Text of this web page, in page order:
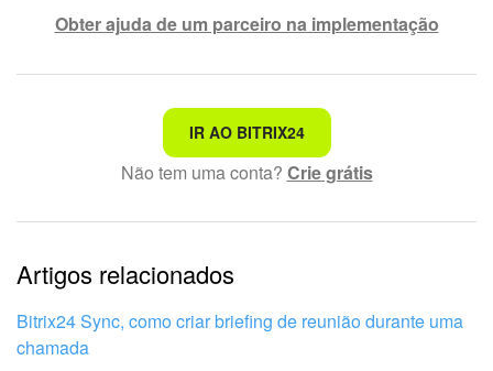
Obter ajuda de um parceiro na implementação
Não é o que estou procurando
Texto complexo e incompreensível
Informações estão desatualizadas
Explicação muito breve, preciso de mais informações
Não gosto de como esta ferramenta funciona
IR AO BITRIX24
Não tem uma conta? Crie grátis
Artigos relacionados
Bitrix24 Sync, como criar briefing de reunião durante uma
chamada